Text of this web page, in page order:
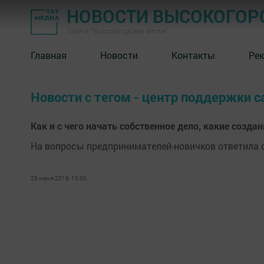
НОВОСТИ
Главная Новости Контакты
Новости с тегом - центр поддержки
Как и с чего начать собственное дело, какие
На вопросы предпринимателей-новичков
29 июня 2019, 13:30